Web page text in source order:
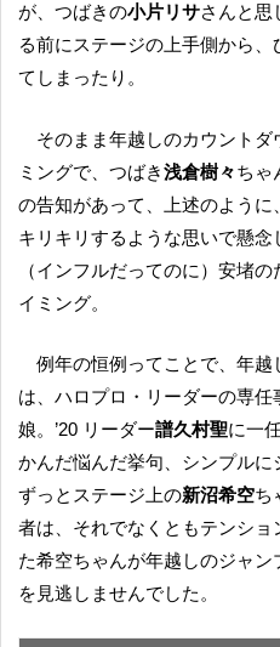
が、つばきの小片リサさんと思
る前にステージの上手側から
てしまったり。
そのまま年越しのカウントダウンに入りますが、このタイ
ミングで、つばき浅倉樹々ちゃ
の告知があって、上述のよう
キリキリするような思いで懸念
（インフルだってのに）安堵
イミング。
例年の恒例ってことで、年越しをどんなポーズで迎えるか
は、ハロプロ・リーダーの専
娘。’20 リーダー譜久村聖に一
かんだ悩んだ挙句、シンプルに
ずっとステージ上の新沼希空ち
者は、それでなくともテンシ
た希空ちゃんが年越しのジャ
を見逃しませんでした。